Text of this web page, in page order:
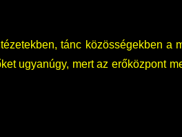
tánc közösségekben
ugyanúgy, mert az erőközpont